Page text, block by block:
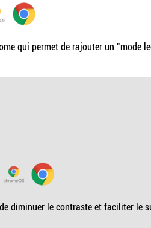
qui permet de rajouter un "mode
diminuer le contraste et faciliter le